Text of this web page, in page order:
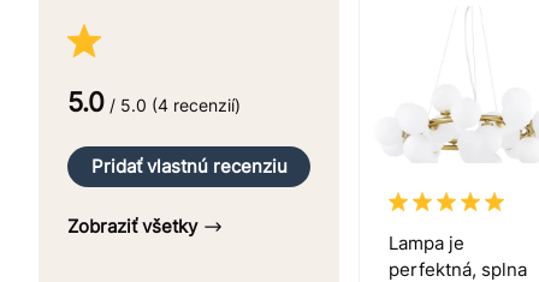
5.0 / 5.0 (4 recenzií)
Pridať vlastnú recenziu
Zobraziť všetky
Lampa je
perfektná, splna